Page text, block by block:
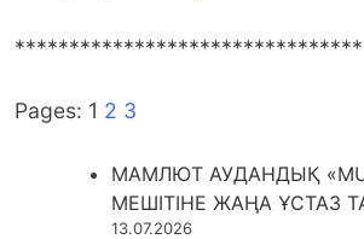
********************************
Pages: 1 2 3
МАМЛЮТ АУДАНДЫҚ
МЕШІТІНЕ ЖАҢА ҰСТАЗ
13.07.2026